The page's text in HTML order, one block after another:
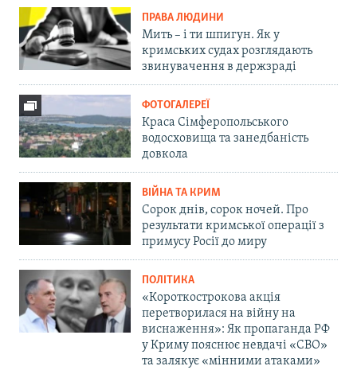
ПРАВА ЛЮДИНИ
Мить – і ти шпигун. Як у
кримських судах розглядають
звинувачення в держзраді
ФОТОГАЛЕРЕЇ
Краса Сімферопольського
водосховища та занедбаність
довкола
ВІЙНА ТА КРИМ
Сорок днів, сорок ночей. Про
результати кримської операції з
примусу Росії до миру
ПОЛІТИКА
«Короткострокова акція
перетворилася на війну на
виснаження»: Як пропаганда РФ
у Криму пояснює невдачі «СВО»
та залякує «мінними атаками»